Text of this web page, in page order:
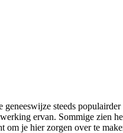
geneeswijze steeds
ervan. Sommige zien
om je hier zorgen over te